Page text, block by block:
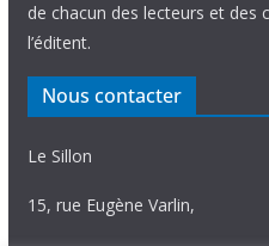
de chacun des lecteurs et des
l’éditent.
Nous contacter
Le Sillon
15, rue Eugène Varlin,